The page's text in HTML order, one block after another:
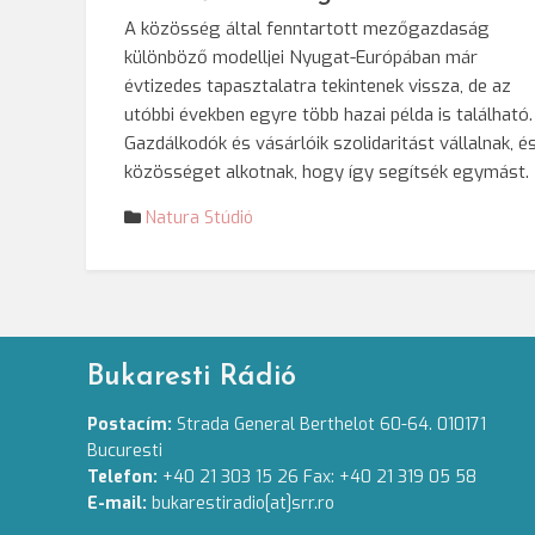
A közösség által fenntartott mezőgazdaság
különböző modelljei Nyugat-Európában már
évtizedes tapasztalatra tekintenek vissza, de az
utóbbi években egyre több hazai példa is található.
Gazdálkodók és vásárlóik szolidaritást vállalnak,
közösséget alkotnak, hogy így segítsék egymást.
Natura Stúdió
Bukaresti Rádió
Postacím: Strada General Berthelot 60-64. 010171
Bucuresti
Telefon: +40 21 303 15 26 Fax: +40 21 319 05 58
E-mail: bukarestiradio[at]srr.ro